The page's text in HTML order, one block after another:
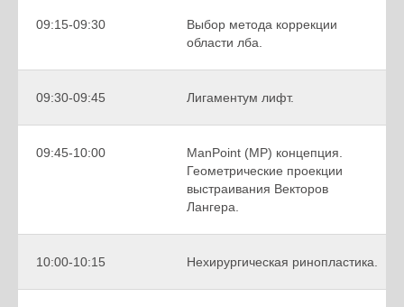
09:15-09:30
Выбор метода коррекции
области лба.
09:30-09:45 Лигаментум лифт.
09:45-10:00
ManPoint (MP) концепция.
Геометрические проекции
выстраивания Векторов
Лангера.
10:00-10:15 Нехирургическая ринопластика.